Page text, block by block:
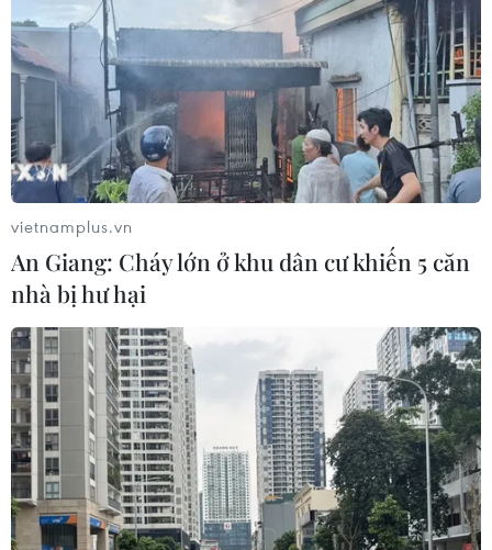
vietnamplus.vn
An Giang: Cháy lớn ở khu dân cư khiến 5 căn
nhà bị hư hại